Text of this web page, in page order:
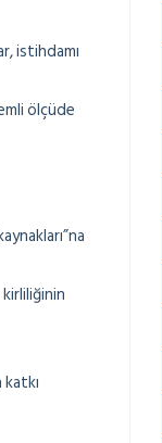
istihdamı
ölçüde